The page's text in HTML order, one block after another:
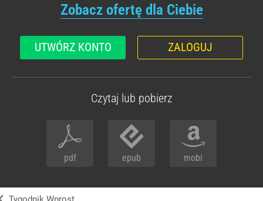
Zobacz ofertę dla Ciebie
UTWÓRZ KONTO ZALOGUJ
Czytaj lub pobierz
pdf epub mobi